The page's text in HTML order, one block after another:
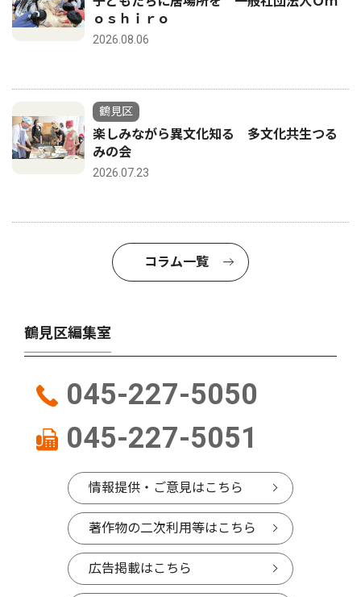
ｏｓｈｉｒｏ
2026.08.06
鶴見区
楽しみながら異文化知る 多文化共生つる
みの会
2026.07.23
コラム一覧
鶴見区編集室
045-227-5050
045-227-5051
情報提供・ご意見はこちら
著作物の二次利用等はこちら
広告掲載はこちら